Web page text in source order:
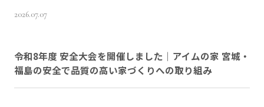
2026.07.07
令和8年度 安全大会を開催しました｜アイムの家 宮城・
福島の安全で品質の高い家づくりへの取り組み